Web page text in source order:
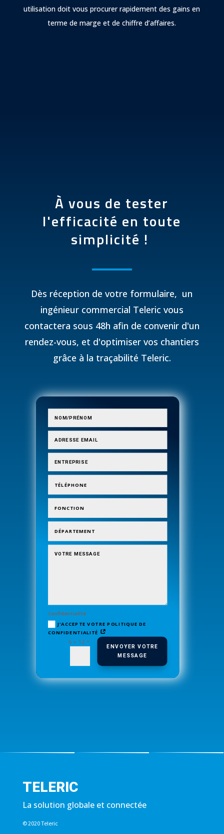
utilisation doit vous procurer rapidement des gains en
terme de marge et de chiffre d’affaires.
À vous de tester
l'efficacité en toute
simplicité !
Dès réception de votre formulaire, un
ingénieur commercial Teleric vous
contactera sous 48h afin de convenir d'un
rendez-vous, et d'optimiser vos chantiers
grâce à la traçabilité Teleric.
Confidentialité
J'ACCEPTE VOTRE POLITIQUE DE
CONFIDENTIALITÉ
6 + 12 =
ENVOYER VOTRE
MESSAGE
TELERIC
La solution globale et connectée
© 2020 Teleric